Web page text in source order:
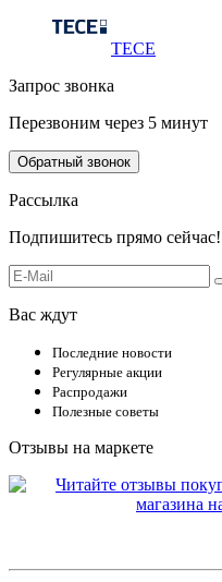
TECE
Запрос звонка
Перезвоним через 5 минут
Обратный звонок
Рассылка
Подпишитесь прямо сейчас!
Вас ждут
Последние новости
Регулярные акции
Распродажи
Полезные советы
Отзывы на маркете